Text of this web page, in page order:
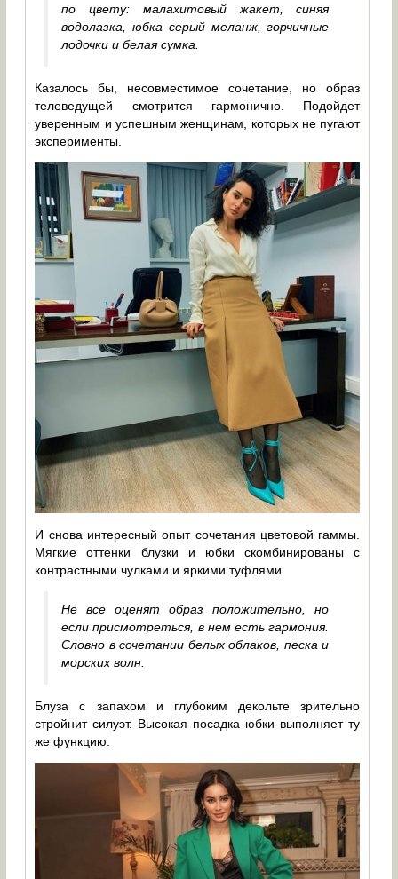
по цвету: малахитовый жакет, синяя
водолазка, юбка серый меланж, горчичные
лодочки и белая сумка.
Казалось бы, несовместимое сочетание, но образ
телеведущей смотрится гармонично. Подойдет
уверенным и успешным женщинам, которых не пугают
эксперименты.
И снова интересный опыт сочетания цветовой гаммы.
Мягкие оттенки блузки и юбки скомбинированы с
контрастными чулками и яркими туфлями.
Не все оценят образ положительно, но
если присмотреться, в нем есть гармония.
Словно в сочетании белых облаков, песка и
морских волн.
Блуза с запахом и глубоким декольте зрительно
стройнит силуэт. Высокая посадка юбки выполняет ту
же функцию.